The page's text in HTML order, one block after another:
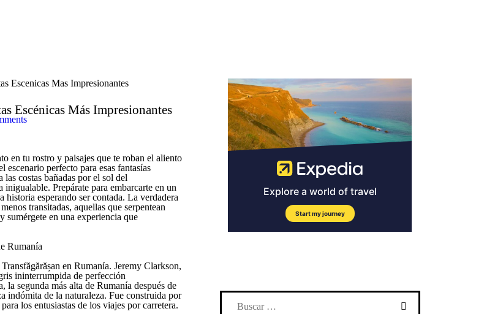
Escénicas Más Impresionantes
en tu rostro y paisajes que te roban el aliento
perfecto para esas fantasías
costas bañadas por el sol del
inigualable. Prepárate para embarcarte en un
esperando ser contada. La verdadera
transitadas, aquellas que serpentean
sumérgete en una experiencia que
Rumanía
en Rumanía. Jeremy Clarkson,
ininterrumpida de perfección
la segunda más alta de Rumanía después de
indómita de la naturaleza. Fue construida por
los entusiastas de los viajes por carretera.